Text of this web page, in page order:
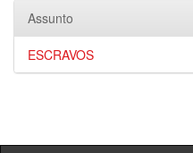
Assunto
ESCRAVOS